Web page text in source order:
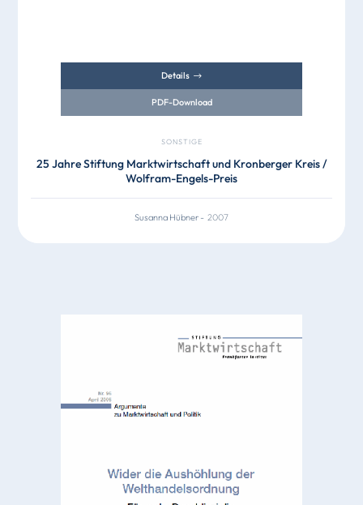
Details
PDF-Download
SONSTIGE
25 Jahre Stiftung Marktwirtschaft und Kronberger Kreis /
Wolfram-Engels-Preis
Susanna Hübner- 2007